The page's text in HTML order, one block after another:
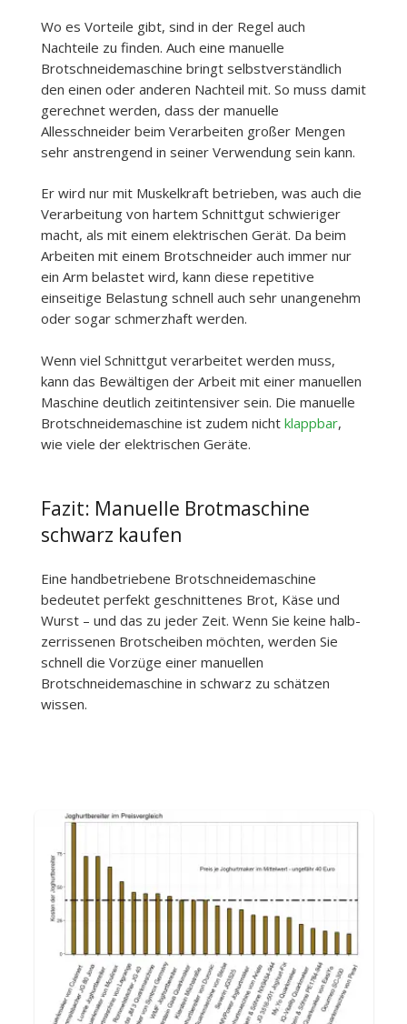
Wo es Vorteile gibt, sind in der Regel auch
Nachteile zu finden. Auch eine manuelle
Brotschneidemaschine bringt selbstverständlich
den einen oder anderen Nachteil mit. So muss damit
gerechnet werden, dass der manuelle
Allesschneider beim Verarbeiten großer Mengen
sehr anstrengend in seiner Verwendung sein kann.
Er wird nur mit Muskelkraft betrieben, was auch die
Verarbeitung von hartem Schnittgut schwieriger
macht, als mit einem elektrischen Gerät. Da beim
Arbeiten mit einem Brotschneider auch immer nur
ein Arm belastet wird, kann diese repetitive
einseitige Belastung schnell auch sehr unangenehm
oder sogar schmerzhaft werden.
Wenn viel Schnittgut verarbeitet werden muss,
kann das Bewältigen der Arbeit mit einer manuellen
Maschine deutlich zeitintensiver sein. Die manuelle
Brotschneidemaschine ist zudem nicht klappbar,
wie viele der elektrischen Geräte.
Fazit: Manuelle Brotmaschine
schwarz kaufen
Eine handbetriebene Brotschneidemaschine
bedeutet perfekt geschnittenes Brot, Käse und
Wurst – und das zu jeder Zeit. Wenn Sie keine halb-
zerrissenen Brotscheiben möchten, werden Sie
schnell die Vorzüge einer manuellen
Brotschneidemaschine in schwarz zu schätzen
wissen.